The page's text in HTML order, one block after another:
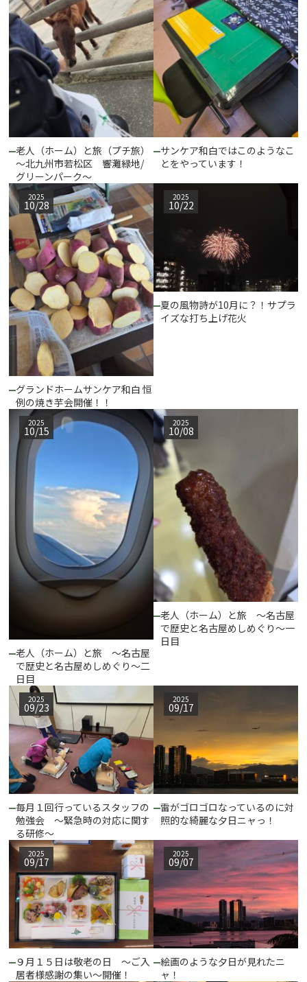
老人（ホーム）と旅（プチ旅）
～北九州市若松区 響灘緑地/
グリーンパーク～
サンケア和白ではこのようなこ
とをやっています！
2025
10/28
グランドホームサンケア和白 恒
例の焼き芋会開催！！
2025
10/22
夏の風物詩が10月に？！サプラ
イズな打ち上げ花火
2025
10/15
老人（ホーム）と旅 ～名古屋
で歴史と名古屋めしめぐり～二
日目
2025
10/08
老人（ホーム）と旅 ～名古屋
で歴史と名古屋めしめぐり～一
日目
2025
09/23
毎月１回行っているスタッフの
勉強会 ～緊急時の対応に関す
る研修～
2025
09/17
雷がゴロゴロなっているのに対
照的な綺麗な夕日ニャっ！
2025
09/17
９月１５日は敬老の日 ～ご入
居者様感謝の集い～開催！
2025
09/07
絵画のような夕日が見れたニ
ャ！